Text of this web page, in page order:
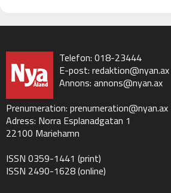
Telefon: 018-23444
E-post: redaktion@nyan.ax
Annons: annons@nyan.ax
Prenumeration: prenumeration@nyan.ax
Adress: Norra Esplanadgatan 1
22100 Mariehamn
ISSN 0359-1441 (print)
ISSN 2490-1628 (online)